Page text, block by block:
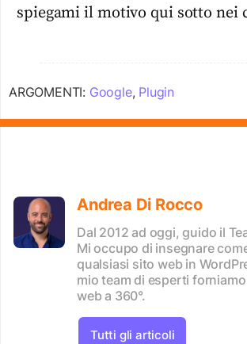
spiegami il motivo qui sotto nei
ARGOMENTI: Google, Plugin
Andrea Di Rocco
Dal 2012 ad oggi, guido il
Mi occupo di insegnare
qualsiasi sito web in
mio team di esperti
web a 360°.
Tutti gli articoli